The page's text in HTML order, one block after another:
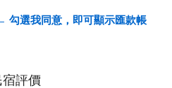
勾選我同意，即可顯示匯款帳
帳號﹕8206-86-014362-
宿評價